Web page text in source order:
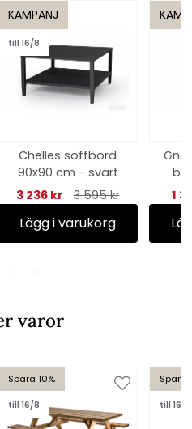
KAMPANJ
till 16/8
Chelles soffbord
90x90 cm - svart
3 236 kr
3 595 kr
Lägg i varukorg
1
varor
Spara 10%
till 16/8
Spara
till 16/8